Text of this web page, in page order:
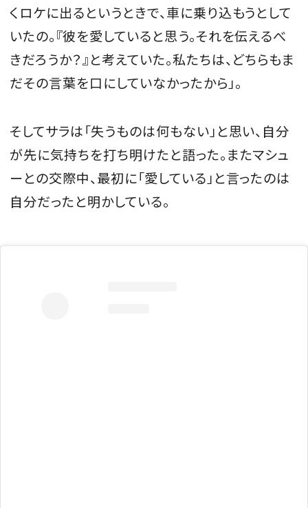
くロケに出るというときで、車に乗り込もうとして
いたの。『彼を愛していると思う。それを伝えるべ
きだろうか？』と考えていた。私たちは、どちらもま
だその言葉を口にしていなかったから」。
そしてサラは「失うものは何もない」と思い、自分
が先に気持ちを打ち明けたと語った。またマシュ
ーとの交際中、最初に「愛している」と言ったのは
自分だったと明かしている。